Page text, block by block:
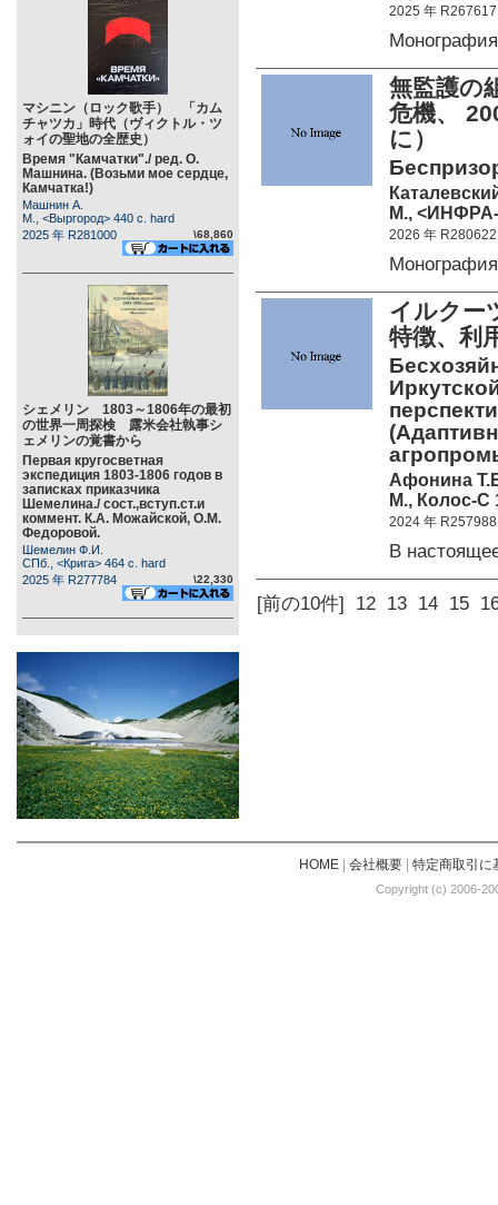
マシニン（ロック歌手） 「カム
チャツカ」時代（ヴィクトル・ツ
ォイの聖地の全歴史）
Время "Камчатки"./ ред. О.
Машнина. (Возьми мое сердце,
Камчатка!)
Машнин А.
М., <Выргород> 440 c. hard
2025 年 R281000
\68,860
シェメリン 1803～1806年の最初
の世界一周探検 露米会社執事シ
ェメリンの覚書から
Первая кругосветная
экспедиция 1803-1806 годов в
записках приказчика
Шемелина./ сост.,вступ.ст.и
коммент. К.А. Можайской, О.М.
Федоровой.
Шемелин Ф.И.
СПб., <Крига> 464 c. hard
2025 年 R277784
\22,330
2025 年 R267617
無監護の
危機、
に）
М., <ИНФРА-
2026 年 R280622
イルクー
特徴、利
Афонина
М., Колос-С
2024 年 R257988
В
[前の10件] 12 13 14 15
HOME| 会社概要| 特定商取引に
Copyright (c) 2006-